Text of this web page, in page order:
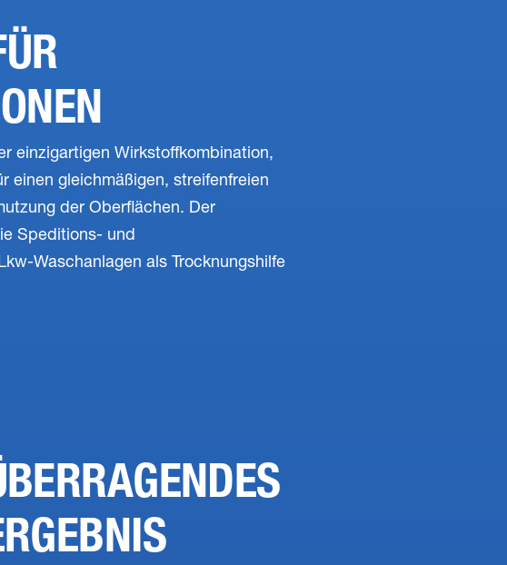
einzigartigen Wirkstoffkombination,
einen gleichmäßigen, streifenfreien
der Oberflächen. Der
Speditions- und
Waschanlagen als Trocknungshilfe